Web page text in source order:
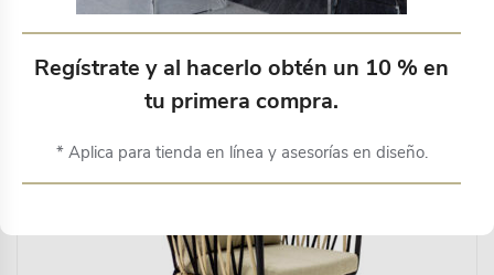
Productos relacionados
Regístrate y al hacerlo obtén un 10 % en
tu primera compra.
* Aplica para tienda en línea y asesorías en diseño.